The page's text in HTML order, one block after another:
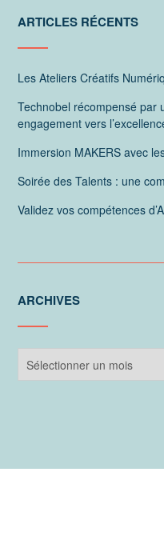
ARTICLES RÉCENTS
Les Ateliers Créatifs
Technobel récompensé par
engagement vers
Immersion MAKERS avec
Soirée des Talents : une
Validez vos compétences
ARCHIVES